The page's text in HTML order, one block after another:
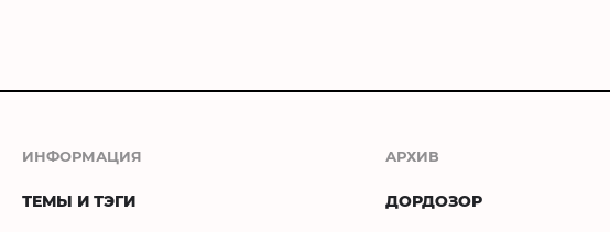
ИНФОРМАЦИЯ
ТЕМЫ И ТЭГИ
АРХИВ
ДОРДОЗОР